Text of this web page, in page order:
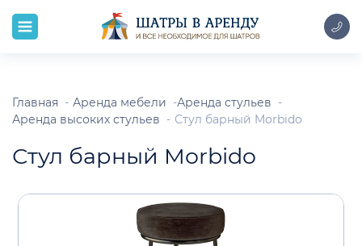
Главная Аренда мебели
Аренда стульев
Аренда высоких стульев
Стул барный Morbido
Стул барный Morbido